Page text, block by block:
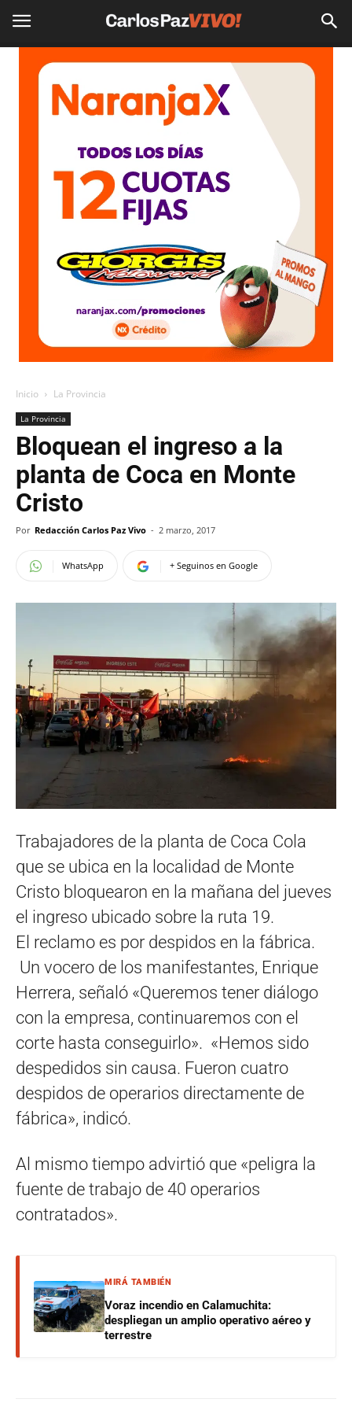
Inicio La Provincia
La Provincia
Bloquean el ingreso a la
planta de Coca en Monte
Cristo
Por Redacción Carlos Paz Vivo - 2 marzo, 2017
WhatsApp + Seguinos en Google
Trabajadores de la planta de Coca Cola
que se ubica en la localidad de Monte
Cristo bloquearon en la mañana del jueves
el ingreso ubicado sobre la ruta 19.
El reclamo es por despidos en la fábrica.
Un vocero de los manifestantes, Enrique
Herrera, señaló «Queremos tener diálogo
con la empresa, continuaremos con el
corte hasta conseguirlo». «Hemos sido
despedidos sin causa. Fueron cuatro
despidos de operarios directamente de
fábrica», indicó.
Al mismo tiempo advirtió que «peligra la
fuente de trabajo de 40 operarios
contratados».
MIRÁ TAMBIÉN
Voraz incendio en Calamuchita:
despliegan un amplio operativo aéreo y
terrestre